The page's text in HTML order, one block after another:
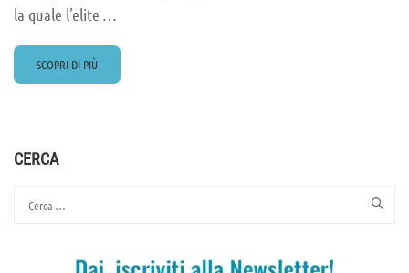
la quale l’elite …
READ
MORE
CAPITALISMO
DELLA
SCOPRI DI PIÙ
CERCA